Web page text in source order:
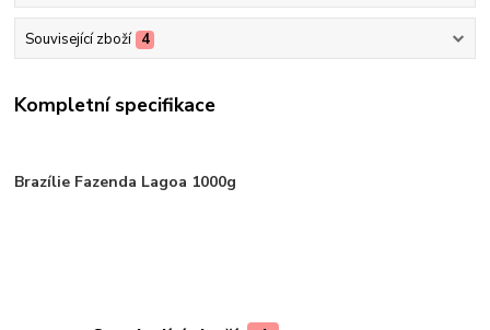
Související zboží 4
Kompletní specifikace
Brazílie Fazenda Lagoa 1000g